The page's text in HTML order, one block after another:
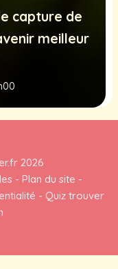
capture de
meilleur
2026
- Plan du site -
- Quiz trouver